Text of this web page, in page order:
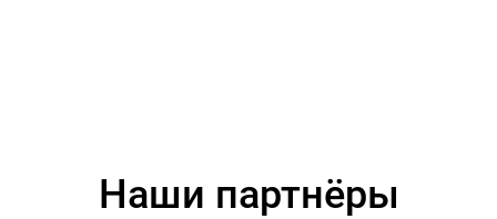
Наши партнёры